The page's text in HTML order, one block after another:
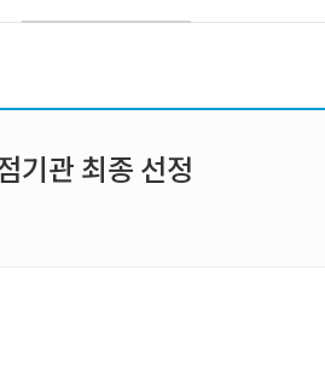
기관 최종 선정